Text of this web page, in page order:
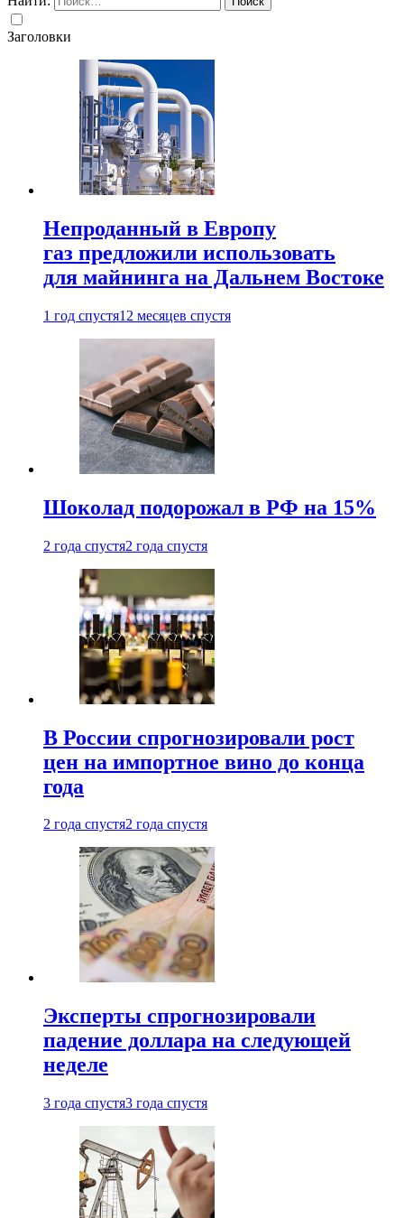
Заголовки
Непроданный в Европу
газ предложили использовать
для майнинга на Дальнем Востоке
1 год спустя12 месяцев спустя
Шоколад подорожал в РФ на 15%
2 года спустя2 года спустя
В России спрогнозировали рост
цен на импортное вино до конца
года
2 года спустя2 года спустя
Эксперты спрогнозировали
падение доллара на следующей
неделе
3 года спустя3 года спустя